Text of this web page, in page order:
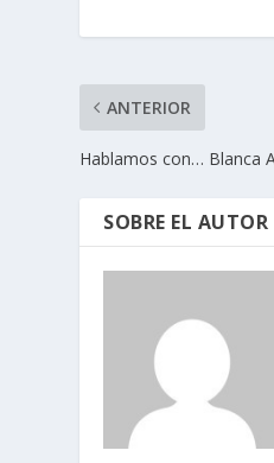
ANTERIOR
Hablamos con… Blanca
SOBRE EL AUTOR